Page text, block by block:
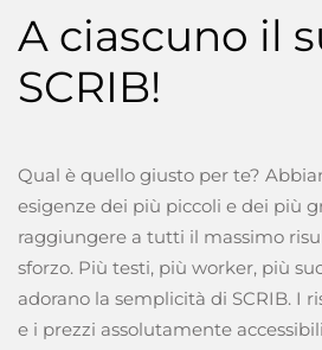
A ciascuno il
SCRIB!
Qual è quello giusto per te?
esigenze dei più piccoli e dei più
raggiungere a tutti il massimo
sforzo. Più testi, più worker, più
adorano la semplicità di SCRIB. I
e i prezzi assolutamente